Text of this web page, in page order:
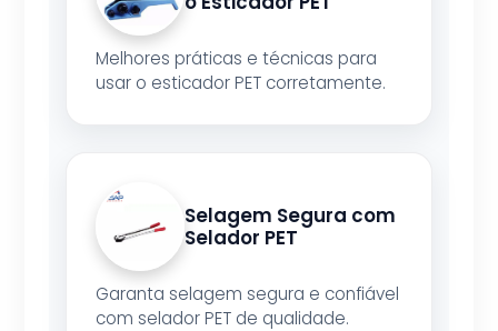
Melhores práticas e técnicas para
usar o esticador PET corretamente.
Selagem Segura com
Selador PET
Garanta selagem segura e confiável
com selador PET de qualidade.